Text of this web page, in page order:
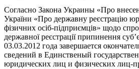
Согласно Закона Украины «Про
України «Про державну реєстрацію
фізичних осіб-підприємців» щодо
державної реєстрації припинення
03.03.2012 года завершается
сведений в Единственый
юридических лиц и физических лиц-